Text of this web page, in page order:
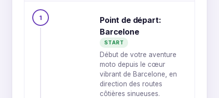
1
Point de départ:
Barcelone
START
Début de votre aventure
moto depuis le cœur
vibrant de Barcelone, en
direction des routes
côtières sinueuses.